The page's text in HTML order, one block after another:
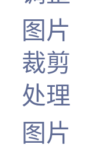
图片
裁剪
处理
图片